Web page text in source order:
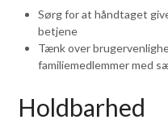
Sørg for at håndtaget
betjene
Tænk over
familiemedlemmer med
Holdbarhed